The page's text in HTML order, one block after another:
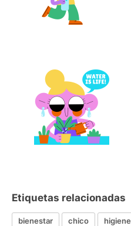
Etiquetas relacionadas
bienestar chico higiene